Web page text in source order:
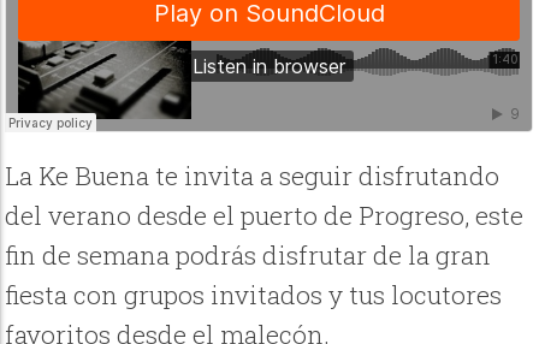
La Ke Buena te invita a seguir disfrutando
del verano desde el puerto de Progreso, este
fin de semana podrás disfrutar de la gran
fiesta con grupos invitados y tus locutores
favoritos desde el malecón.